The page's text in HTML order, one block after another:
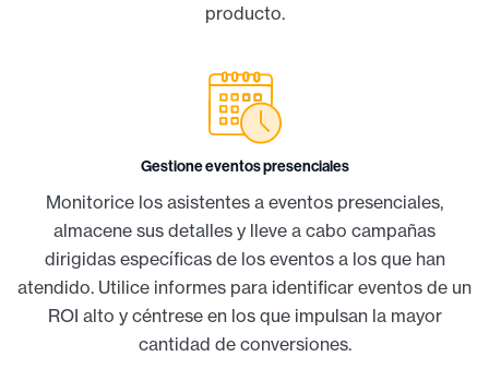
producto.
Gestione eventos presenciales
Monitorice los asistentes a eventos presenciales,
almacene sus detalles y lleve a cabo campañas
dirigidas específicas de los eventos a los que han
atendido. Utilice informes para identificar eventos de un
ROI alto y céntrese en los que impulsan la mayor
cantidad de conversiones.